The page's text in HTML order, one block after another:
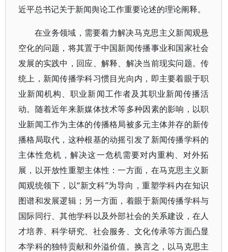
近平总书记关于新闻舆论工作重要论述的理论阐释。
在业务领域，需要着力解决马克思主义新闻观悬
空化的问题，将其置于中国新闻传播事业和国家社会
发展的实践中，回应、解释、解决当前现实问题。传
统上，新闻传播学科习惯目光向内，即主要着眼于职
业新闻机构、职业新闻工作者及其职业新闻传播活
动。随着近年来新媒体技术等多种因素的影响，以职
业新闻工作为主体的传播格局被多元主体并存的新传
播格局取代，这种根基的动摇引发了新闻传播学科的
主体性危机，解决这一危机需要对内重构、对外拓
展，以开放性重塑主体性：一方面，在马克思主义新
闻观统领下，以“新文科”为导向，重塑学科内在知识
图谱和发展逻辑；另一方面，着眼于新闻传播学科与
国际同行、其他学科以及外部社会的关系建设，在人
才培养、科学研究、社会服务、文化传承等方面凸显
本学科的独特贡献和外溢价值。换言之，以马克思主